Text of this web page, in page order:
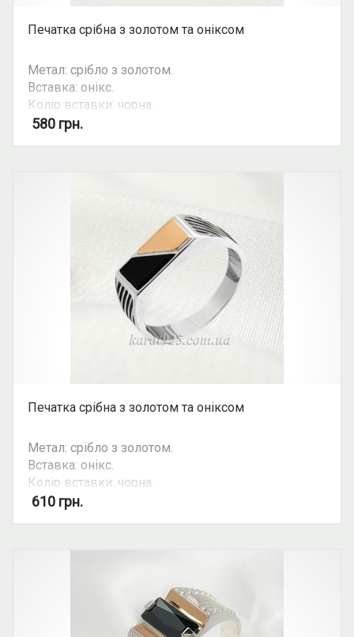
Печатка срібна з золотом та оніксом
Метал: срібло з золотом.
Вставка: онікс.
Колір вставки: чорна.
Вид: печатка.
580 грн.
Печатка срібна з золотом та оніксом
Метал: срібло з золотом.
Вставка: онікс.
Колір вставки: чорна.
Вид: печатка.
610 грн.